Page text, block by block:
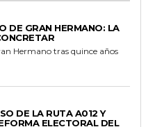
DE GRAN HERMANO: LA
Hermano tras quince años
DE LA RUTA A012 Y
ELECTORAL DEL